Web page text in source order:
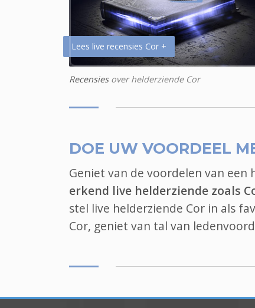
Lees live recensies Cor +
Recensiesover helderziende Cor
DOE UW VOORDEEL
Geniet van de voordelen van een
erkend live helderziende zoals
stel live helderziende Cor in als
Cor, geniet van tal van